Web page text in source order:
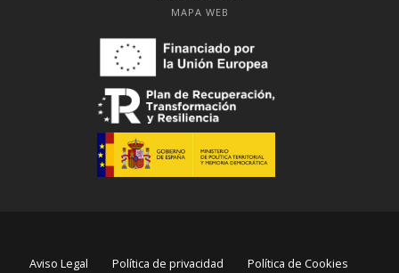
MAPA WEB
Aviso Legal Política de privacidad
Política de Cookies